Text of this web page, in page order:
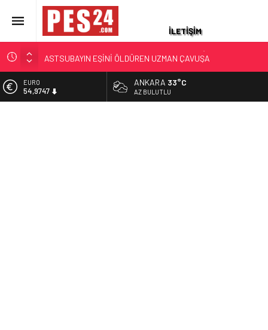
İLETİŞİM
JANDARMA ASTSUBAYIN EŞİ VE KIZI TOPRAĞA VERİLDİ!
87 YAŞINDAKİ EMEKLİ ASTSUBAY HAYATINI KAYBETTİ
YAKALANAN FİRARİ ESKİ YÜZBAŞININ İFADESİ ORTAYA
EURO
54,9747
ANKARA 33°C
AZ BULUTLU